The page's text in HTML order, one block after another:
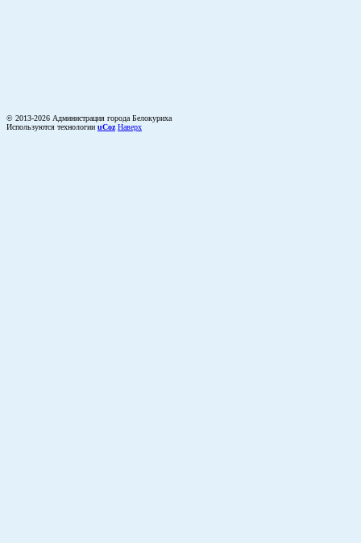
© 2013-2026 Администрация города Белокуриха
Используются технологии uCoz Наверх